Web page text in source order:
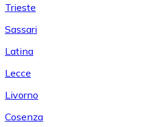
Trieste
Sassari
Latina
Lecce
Livorno
Cosenza